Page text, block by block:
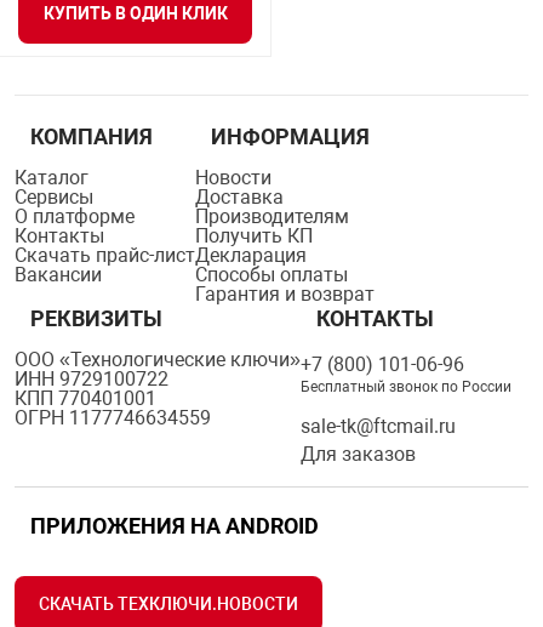
КУПИТЬ В ОДИН КЛИК
КОМПАНИЯ
Каталог
Сервисы
О платформе
Контакты
Скачать прайс-лист
Вакансии
ИНФОРМАЦИЯ
Новости
Доставка
Производителям
Получить КП
Декларация
Способы оплаты
Гарантия и возврат
РЕКВИЗИТЫ
ООО «Технологические ключи»
ИНН 9729100722
КПП 770401001
ОГРН 1177746634559
КОНТАКТЫ
+7 (800) 101-06-96
Бесплатный звонок по России
sale-tk@ftcmail.ru
Для заказов
ПРИЛОЖЕНИЯ НА ANDROID
СКАЧАТЬ ТЕХКЛЮЧИ.НОВОСТИ